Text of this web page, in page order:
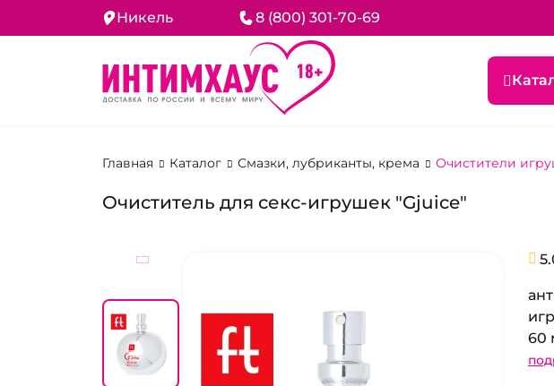
Никель 8 (800) 301-70-69
Главная Каталог Смазки, лубриканты, крема Очистители
Очиститель для секс-игрушек "Gjuice"
60